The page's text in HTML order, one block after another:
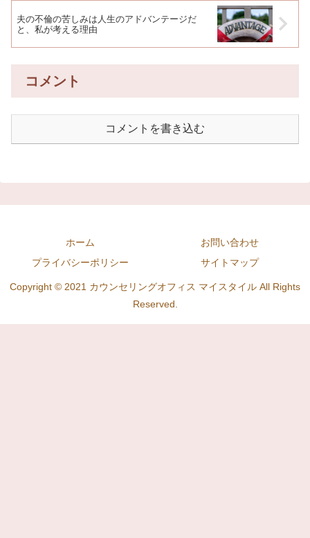
夫の不倫の苦しみは人生のアドバンテージだ
と、私が考える理由
コメント
コメントを書き込む
ホーム
お問い合わせ
プライバシーポリシー
サイトマップ
Copyright © 2021 カウンセリングオフィス マイスタイル All Rights
Reserved.